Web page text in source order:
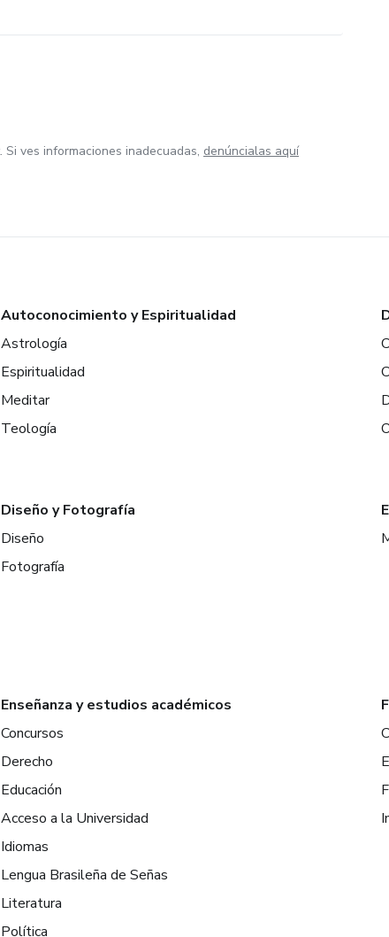
ves informaciones inadecuadas, denúncialas aquí
Autoconocimiento y Espiritualidad
Astrología
Espiritualidad
Meditar
Teología
Diseño y Fotografía
Diseño
Fotografía
Enseñanza y estudios académicos
Concursos
Derecho
Educación
Acceso a la Universidad
Idiomas
Lengua Brasileña de Señas
Literatura
Política